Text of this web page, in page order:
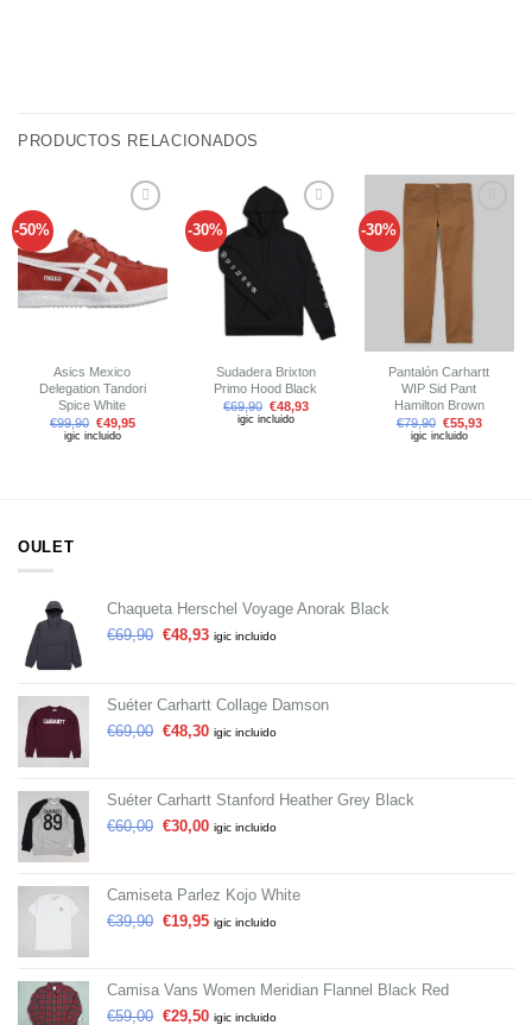
PRODUCTOS RELACIONADOS
-50%
lista de
Asics Mexico
Delegation Tandori
Spice White
€99,90 €49,95
igic incluido
-30%
Añadir
a tu
lista de
deseos
Sudadera Brixton
Primo Hood Black
€69,90 €48,93
igic incluido
-30%
Pantalón Carhartt
WIP Sid Pant
Hamilton Brown
€79,90 €55,93
igic incluido
OULET
Chaqueta Herschel Voyage Anorak Black
€69,90 €48,93 igic incluido
Suéter Carhartt Collage Damson
€69,00 €48,30 igic incluido
Suéter Carhartt Stanford Heather Grey Black
€60,00 €30,00 igic incluido
Camiseta Parlez Kojo White
€39,90 €19,95 igic incluido
Camisa Vans Women Meridian Flannel Black Red
€59,00 €29,50 igic incluido